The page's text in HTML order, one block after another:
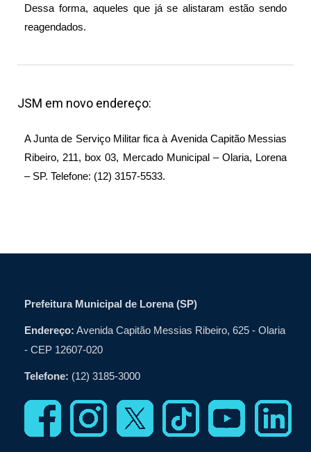
Dessa forma, aqueles que já se alistaram estão sendo
reagendados.
JSM em novo endereço:
A Junta de Serviço Militar fica à Avenida Capitão Messias
Ribeiro, 211, box 03, Mercado Municipal – Olaria, Lorena
– SP. Telefone: (12) 3157-5533.
Prefeitura Municipal de Lorena (SP)
Endereço: Avenida Capitão Messias Ribeiro, 625 - Olaria
- CEP 12607-020
Telefone: (12) 3185-3000